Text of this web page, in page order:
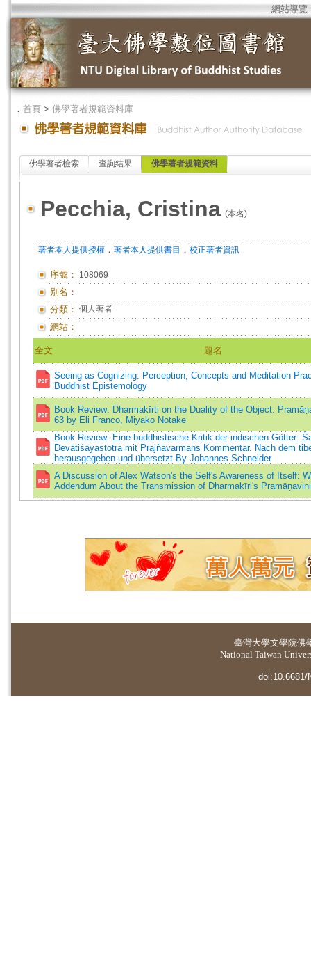
網站導覽
． 首頁 > 佛學著者規範資料庫
佛學著者檢索 查詢結果 佛學著者規範資料
Pecchia, Cristina (本名)
著者本人提供授權 ． 著者本人提供書目 ． 校正著者資訊
序號： 108069
別名：
分類： 個人著者
網站：
全文 題名
Seeing as Cognizing: Perception, Concepts and Meditation
Buddhist Epistemology
Book Review: Dharmakīrti on the Duality of the Object:
63 by Eli Franco, Miyako Notake
Book Review: Eine buddhistische Kritik der indischen Götter:
Devātiśayastotra mit Prajñāvarmans Kommentar. Nach dem
herausgegeben und übersetzt By Johannes Schneider
A Discussion of Alex Watson's the Self's Awareness of Itself:
Addendum About the Transmission of Dharmakīri's
臺灣大學文學院佛
National Taiwan
doi:10.6681/